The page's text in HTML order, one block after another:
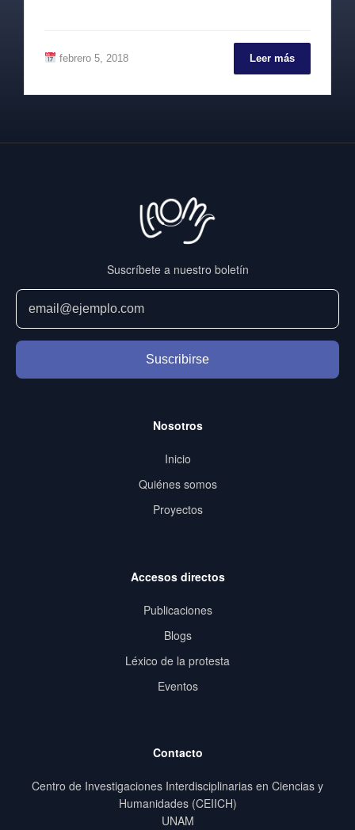
febrero 5, 2018 Leer más
Suscríbete a nuestro boletín
Suscribirse
Nosotros
Inicio
Quiénes somos
Proyectos
Accesos directos
Publicaciones
Blogs
Léxico de la protesta
Eventos
Contacto
Centro de Investigaciones Interdisciplinarias en Ciencias y
Humanidades (CEIICH)
UNAM